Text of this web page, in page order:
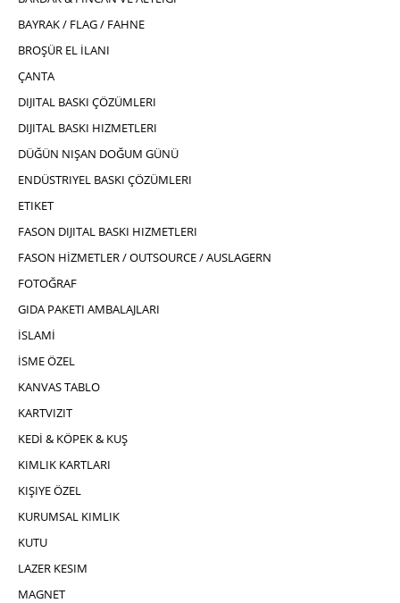
BAYRAK / FLAG / FAHNE
BROŞÜR EL İLANI
ÇANTA
DIJITAL BASKI ÇÖZÜMLERI
DIJITAL BASKI HIZMETLERI
DÜĞÜN NIŞAN DOĞUM GÜNÜ
ENDÜSTRIYEL BASKI ÇÖZÜMLERI
ETIKET
FASON DIJITAL BASKI HIZMETLERI
FASON HİZMETLER / OUTSOURCE / AUSLAGERN
FOTOĞRAF
GIDA PAKETI AMBALAJLARI
İSLAMİ
İSME ÖZEL
KANVAS TABLO
KARTVIZIT
KEDİ & KÖPEK & KUŞ
KIMLIK KARTLARI
KIŞIYE ÖZEL
KURUMSAL KIMLIK
KUTU
LAZER KESIM
MAGNET